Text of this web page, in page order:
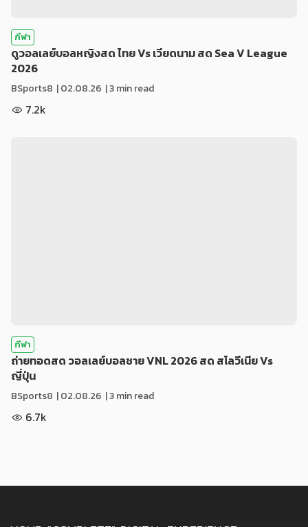
กีฬา
ดูวอลเลย์บอลหญิงสด ไทย Vs เวียดนาม สด Sea V League
2026
BSports8 |02.08.26 | 3 min read
7.2k
กีฬา
ถ่ายทอดสด วอลเลย์บอลชาย VNL 2026 สด สโลวีเนีย Vs
ญี่ปุ่น
BSports8 |02.08.26 | 3 min read
6.7k